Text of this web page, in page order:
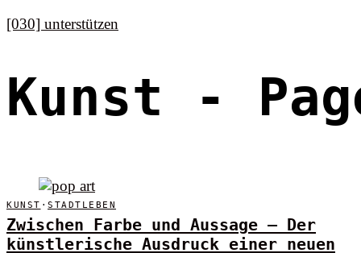
[030] unterstützen
Kunst -
KUNST · STADTLEBEN
Zwischen Farbe und Aussage – Der
künstlerische Ausdruck einer neuen